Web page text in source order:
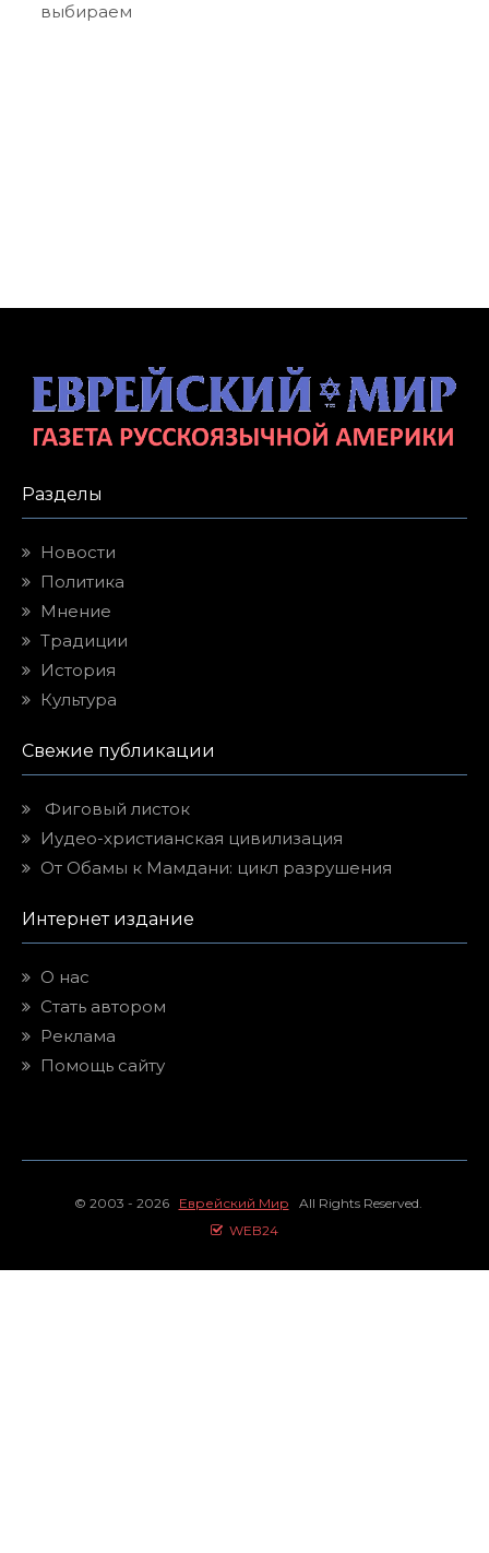
выбираем
Разделы
Новости
Политика
Мнение
Традиции
История
Культура
Свежие публикации
Фиговый листок
Иудео-христианская цивилизация
От Обамы к Мамдани: цикл разрушения
Интернет издание
О нас
Стать автором
Реклама
Помощь сайту
© 2003 - 2026 Еврейский Мир All Rights Reserved.
WEB24